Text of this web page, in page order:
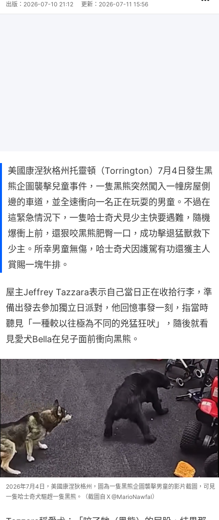
出版： 2026-07-10 21:12 更新： 2026-07-11 15:56
美國康涅狄格州托靈頓（Torrington）7月4日發生黑
熊企圖襲擊兒童事件，一隻黑熊突然闖入一幢房屋側
邊的車道，並全速衝向一名正在玩耍的男童。不過在
這緊急情況下，一隻哈士奇犬見少主快要遇難，隨機
爆衝上前，還狠咬黑熊肥臀一口，成功擊退猛獸救下
少主。所幸男童無傷，哈士奇犬因護駕有功還獲主人
賞賜一塊牛排。
屋主Jeffrey Tazzara表示自己當日正在收拾行李，準
備出發去參加獨立日派對，他回憶事發一刻，指當時
聽見「一種較以往極為不同的兇猛狂吠」，隨後就看
見愛犬Bella在兒子面前衝向黑熊。
2026年7月4日，美國康涅狄格州，圖為一隻黑熊企圖襲擊男童的影片截圖，可見
一隻哈士奇犬驅趕一隻黑熊。（截圖自Ｘ@MarioNawfal）